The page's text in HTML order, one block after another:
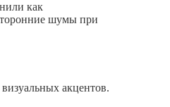
как
шумы при
акцентов.